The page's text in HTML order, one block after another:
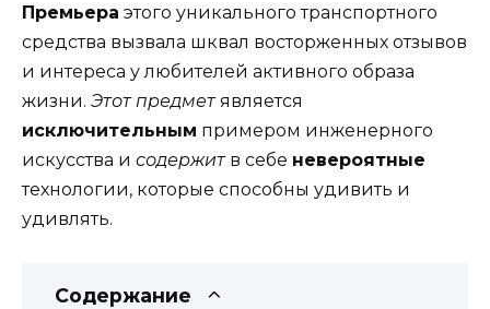
Премьера этого уникального транспортного
средства вызвала шквал восторженных отзывов
и интереса у любителей активного образа
жизни. Этот предметявляется
исключительным примером инженерного
искусства и содержитв себе невероятные
технологии, которые способны удивить и
удивлять.
Содержание